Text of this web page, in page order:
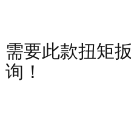
需要此款扭矩
询 ！